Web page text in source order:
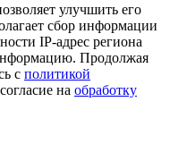
улучшить его
сбор информации
IP-адрес региона
Продолжая
с политикой
на обработку